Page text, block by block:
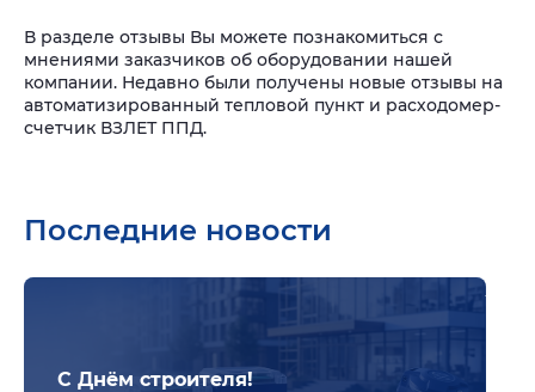
В разделе отзывы Вы можете познакомиться с
мнениями заказчиков об оборудовании нашей
компании. Недавно были получены новые отзывы на
автоматизированный тепловой пункт и расходомер-
счетчик ВЗЛЕТ ППД.
Последние новости
С Днём строителя!